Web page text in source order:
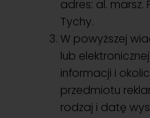
adres: al. marsz.
Tychy.
W powyższej
lub
informacji i
przedmiotu
rodzaj i datę